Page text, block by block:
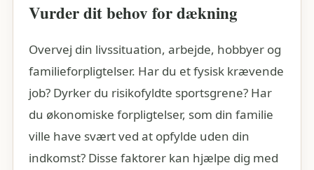
Vurder dit behov for dækning
Overvej din livssituation, arbejde, hobbyer og
familieforpligtelser. Har du et fysisk krævende
job? Dyrker du risikofyldte sportsgrene? Har
du økonomiske forpligtelser, som din familie
ville have svært ved at opfylde uden din
indkomst? Disse faktorer kan hjælpe dig med